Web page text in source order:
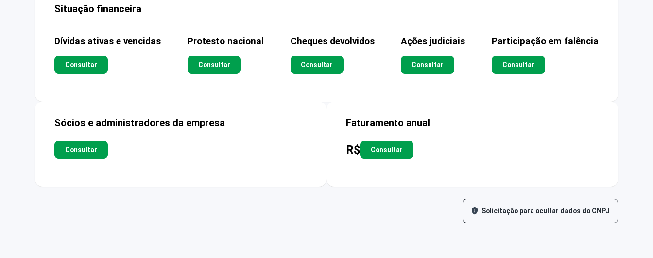
Situação financeira
Dívidas ativas e vencidas
Consultar
Protesto nacional
Consultar
Cheques devolvidos
Consultar
Ações judiciais
Consultar
Participação em falência
Consultar
Sócios e administradores da empresa
Consultar
Faturamento anual
R$ Consultar
Solicitação para ocultar dados do CNPJ